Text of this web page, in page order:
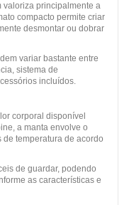
valoriza principalmente a
compacto permite criar
desmontar ou dobrar
variar bastante entre
sistema de
incluídos.
corporal disponível
a manta envolve o
temperatura de acordo
de guardar, podendo
as características e